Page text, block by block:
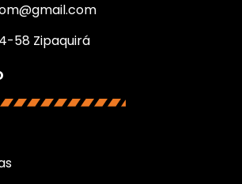
58 Zipaquirá